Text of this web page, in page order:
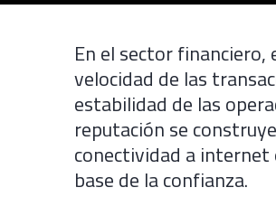
En el sector
velocidad de las
estabilidad de las
reputación se
conectividad a internet
base de la confianza.